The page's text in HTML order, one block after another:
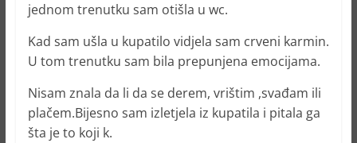
jednom trenutku sam otišla u wc.
Kad sam ušla u kupatilo vidjela sam crveni karmin.
U tom trenutku sam bila prepunjena emocijama.
Nisam znala da li da se derem, vrištim ,svađam ili
plačem.Bijesno sam izletjela iz kupatila i pitala ga
šta je to koji k.